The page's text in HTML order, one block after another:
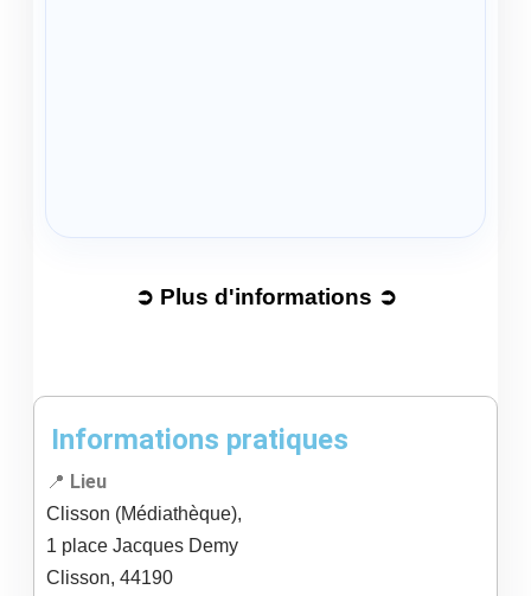
➲ Plus d'informations ➲
Informations pratiques
📍 Lieu
Clisson (Médiathèque),
1 place Jacques Demy
Clisson, 44190